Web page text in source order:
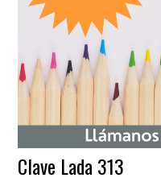
Clave Lada 313